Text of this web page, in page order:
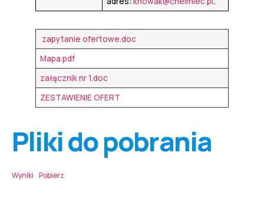
zapytanie ofertowe.doc
Mapa.pdf
załącznik nr 1.doc
ZESTAWIENIE OFERT
Pliki do pobrania
Wyniki Pobierz